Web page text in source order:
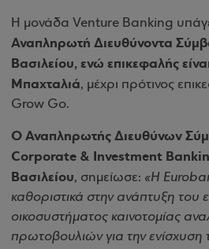
Η μονάδα Venture Banking
Αναπληρωτή Διευθύνοντα
Βασιλείου, ενώ επικεφαλής
Μπαχταλιά, μέχρι πρότινος
Grow Go.
Ο Αναπληρωτής Διευθύνων
Corporate & Investment
Βασιλείου, σημείωσε: «Η
καθοριστικά στην ανάπτυξη του
οικοσυστήματος καινοτομίας
πρωτοβουλιών για την ενίσχυση